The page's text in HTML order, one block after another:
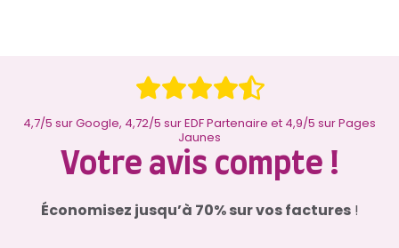
4,7/5 sur Google, 4,72/5 sur EDF Partenaire et 4,9/5 sur Pages
Jaunes
Votre avis compte !
Économisez jusqu’à 70% sur vos factures!